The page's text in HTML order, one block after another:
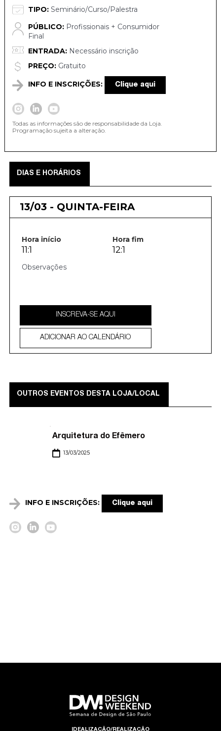
TIPO:Seminário/Curso/Palestra
PÚBLICO:Profissionais + Consumidor
Final
ENTRADA:Necessário inscrição
PREÇO:Gratuito
INFO E INSCRIÇÕES: Clique aqui
Todas as informações são de responsabilidade da Loja.
Programação sujeita a alteração.
DIAS E HORÁRIOS
13/03 - QUINTA-FEIRA
Hora início Hora fim
11:1 12:1
INSCREVA-SE AQUI
ADICIONAR AO CALENDÁRIO
OUTROS EVENTOS DESTA LOJA/LOCAL
Arquitetura do Efêmero
13/03/2025
INFO E INSCRIÇÕES: Clique aqui
IDEALIZAÇÃO/REALIZAÇÃO